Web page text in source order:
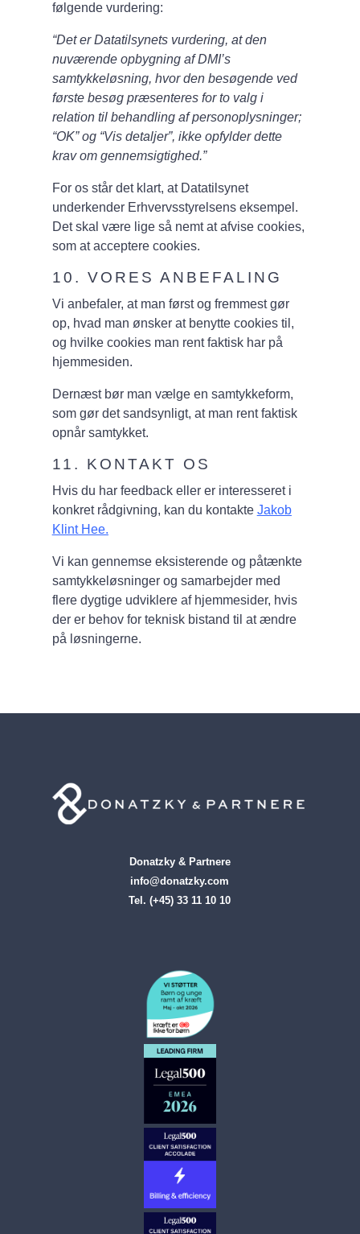
følgende vurdering:
“Det er Datatilsynets vurdering, at den
nuværende opbygning af DMI’s
samtykkeløsning, hvor den besøgende ved
første besøg præsenteres for to valg i
relation til behandling af personoplysninger;
“OK” og “Vis detaljer”, ikke opfylder dette
krav om gennemsigtighed.”
For os står det klart, at Datatilsynet
underkender Erhvervsstyrelsens eksempel.
Det skal være lige så nemt at afvise cookies,
som at acceptere cookies.
10. VORES ANBEFALING
Vi anbefaler, at man først og fremmest gør
op, hvad man ønsker at benytte cookies til,
og hvilke cookies man rent faktisk har på
hjemmesiden.
Dernæst bør man vælge en samtykkeform,
som gør det sandsynligt, at man rent faktisk
opnår samtykket.
11. KONTAKT OS
Hvis du har feedback eller er interesseret i
konkret rådgivning, kan du kontakte Jakob
Klint Hee.
Vi kan gennemse eksisterende og påtænkte
samtykkeløsninger og samarbejder med
flere dygtige udviklere af hjemmesider, hvis
der er behov for teknisk bistand til at ændre
på løsningerne.
Donatzky & Partnere
info@donatzky.com
Tel. (+45) 33 11 10 10